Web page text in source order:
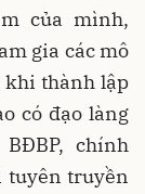
của mình,
gia các mô
thành lập
có đạo làng
chính
tuyên truyền